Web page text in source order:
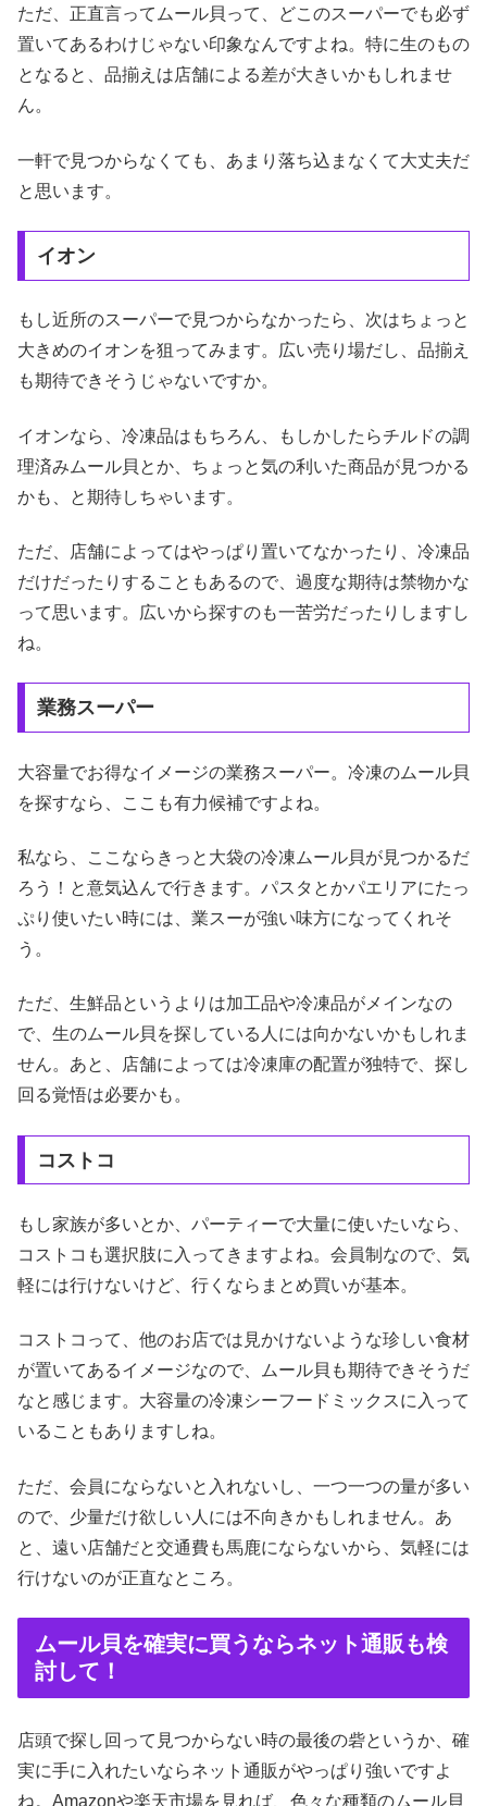
ただ、正直言ってムール貝って、どこのスーパーでも必ず
置いてあるわけじゃない印象なんですよね。特に生のもの
となると、品揃えは店舗による差が大きいかもしれませ
ん。
一軒で見つからなくても、あまり落ち込まなくて大丈夫だ
と思います。
イオン
もし近所のスーパーで見つからなかったら、次はちょっと
大きめのイオンを狙ってみます。広い売り場だし、品揃え
も期待できそうじゃないですか。
イオンなら、冷凍品はもちろん、もしかしたらチルドの調
理済みムール貝とか、ちょっと気の利いた商品が見つかる
かも、と期待しちゃいます。
ただ、店舗によってはやっぱり置いてなかったり、冷凍品
だけだったりすることもあるので、過度な期待は禁物かな
って思います。広いから探すのも一苦労だったりしますし
ね。
業務スーパー
大容量でお得なイメージの業務スーパー。冷凍のムール貝
を探すなら、ここも有力候補ですよね。
私なら、ここならきっと大袋の冷凍ムール貝が見つかるだ
ろう！と意気込んで行きます。パスタとかパエリアにたっ
ぷり使いたい時には、業スーが強い味方になってくれそ
う。
ただ、生鮮品というよりは加工品や冷凍品がメインなの
で、生のムール貝を探している人には向かないかもしれま
せん。あと、店舗によっては冷凍庫の配置が独特で、探し
回る覚悟は必要かも。
コストコ
もし家族が多いとか、パーティーで大量に使いたいなら、
コストコも選択肢に入ってきますよね。会員制なので、気
軽には行けないけど、行くならまとめ買いが基本。
コストコって、他のお店では見かけないような珍しい食材
が置いてあるイメージなので、ムール貝も期待できそうだ
なと感じます。大容量の冷凍シーフードミックスに入って
いることもありますしね。
ただ、会員にならないと入れないし、一つ一つの量が多い
ので、少量だけ欲しい人には不向きかもしれません。あ
と、遠い店舗だと交通費も馬鹿にならないから、気軽には
行けないのが正直なところ。
ムール貝を確実に買うならネット通販も検
討して！
店頭で探し回って見つからない時の最後の砦というか、確
実に手に入れたいならネット通販がやっぱり強いですよ
ね。Amazonや楽天市場を見れば、色々な種類のムール貝